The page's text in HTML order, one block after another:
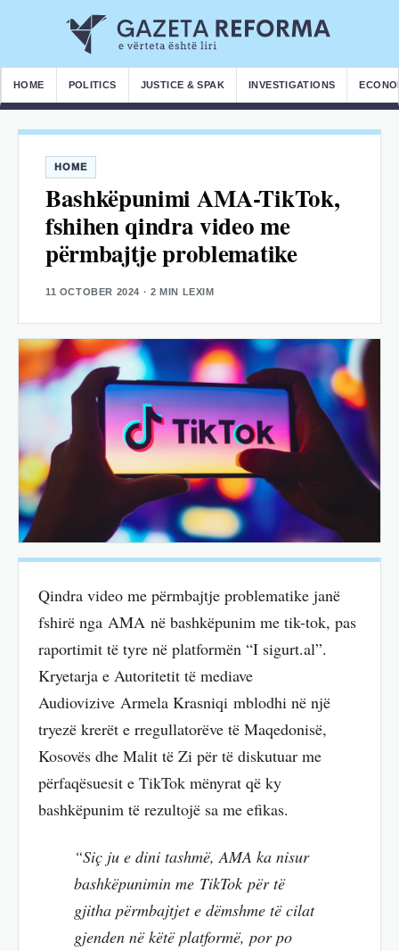
HOME POLITICS JUSTICE & SPAK INVESTIGATIONS
HOME
Bashkëpunimi AMA-TikTok,
fshihen qindra video me
përmbajtje problematike
11 OCTOBER 2024 · 2 MIN LEXIM
Qindra video me përmbajtje problematike janë
fshirë nga AMA në bashkëpunim me tik-tok, pas
raportimit të tyre në platformën “I sigurt.al”.
Kryetarja e Autoritetit të mediave
Audiovizive Armela Krasniqi mblodhi në një
tryezë krerët e rregullatorëve të Maqedonisë,
Kosovës dhe Malit të Zi për të diskutuar me
përfaqësuesit e TikTok mënyrat që ky
bashkëpunim të rezultojë sa me efikas.
“Siç ju e dini tashmë, AMA ka nisur
bashkëpunimin me TikTok për të
gjitha përmbajtjet e dëmshme të cilat
gjenden në këtë platformë, por po